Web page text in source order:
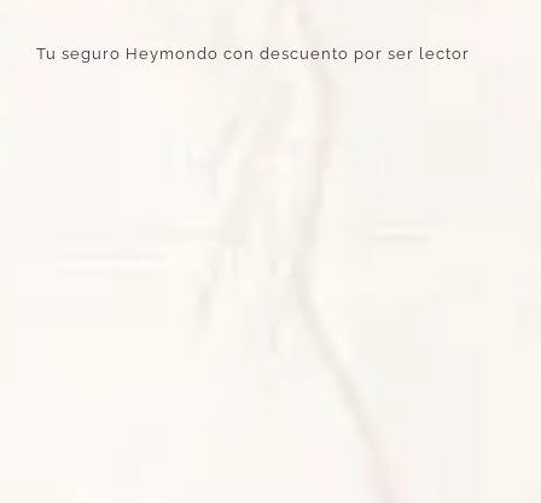
Tu seguro Heymondo con descuento por ser lector